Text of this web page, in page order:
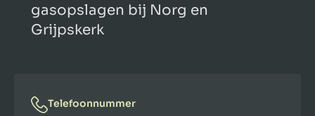
gasopslagen bij Norg en
Grijpskerk
Telefoonnummer